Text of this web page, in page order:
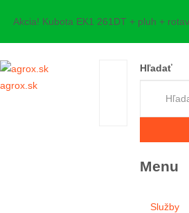
Akcia! Kubota EK1 261DT + pluh +
agrox.sk
Hľadať
Menu
Služby